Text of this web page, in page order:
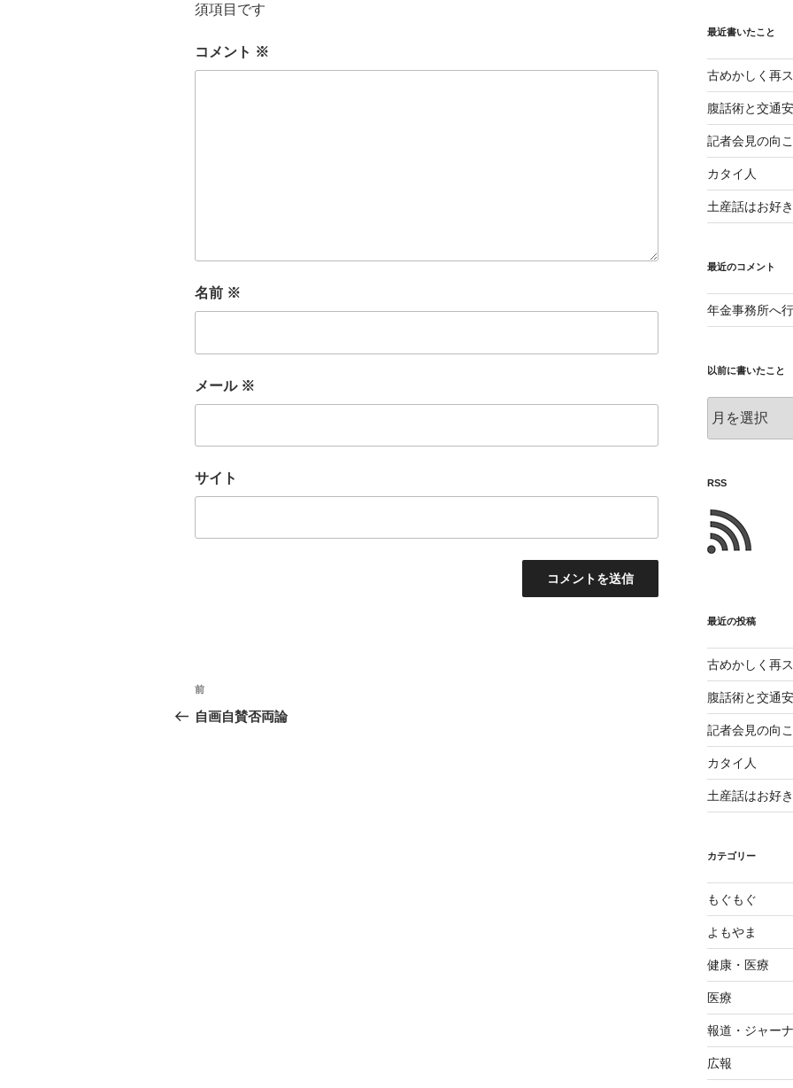
o
k
須項目です
コメント ※
名前 ※
メール ※
サイト
投
稿
前
の
前
自画自賛否両論
最近書いたこと
古めかしく再
腹話術と交通
記者会見の向
カタイ人
土産話はお好
最近のコメント
年金事務所へ
以前に書いたこと
前
い
こ
と
RSS
最近の投稿
古めかしく再
腹話術と交通
記者会見の向
カタイ人
土産話はお好
カテゴリー
もぐもぐ
よもやま
健康・医療
医療
報道・ジャー
広報